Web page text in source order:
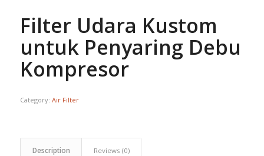
Filter Udara Kustom
untuk Penyaring Debu
Kompresor
Category: Air Filter
Description Reviews (0)